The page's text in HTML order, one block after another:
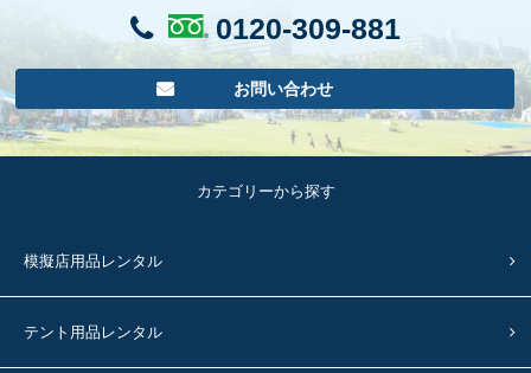
0120-309-881
お問い合わせ
カテゴリーから探す
模擬店用品レンタル
テント用品レンタル